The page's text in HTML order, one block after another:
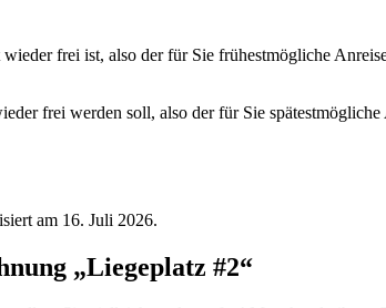
frei ist, also der für Sie frühestmögliche
frei werden soll, also der für Sie
am 16. Juli 2026.
„Liegeplatz #2“